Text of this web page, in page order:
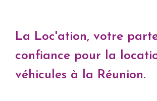
La Loc'ation, votre
confiance pour la
véhicules à la Réunion.